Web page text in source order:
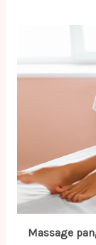
Massage